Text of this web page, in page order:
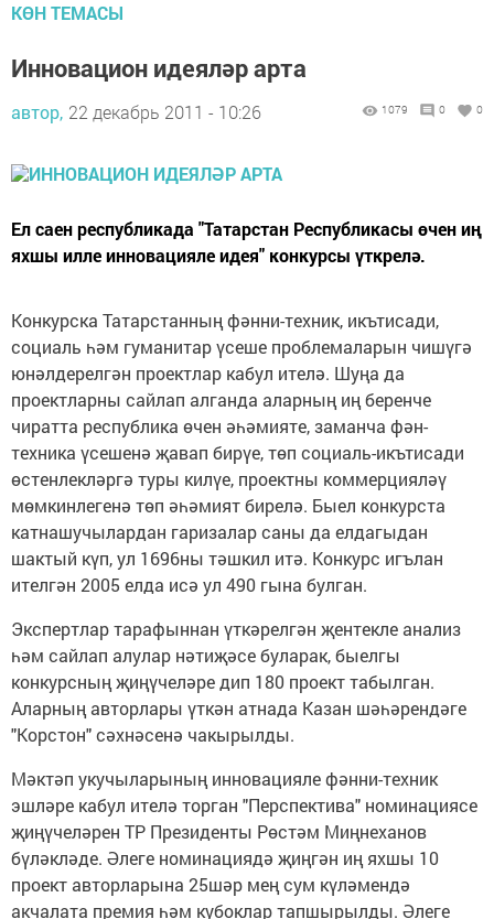
КӨН ТЕМАСЫ
Инновацион идеяләр арта
автор, 22 декабрь 2011 - 10:26 1079 0 0
Ел саен республикада "Татарстан Республикасы өчен иң
яхшы илле инновацияле идея" конкурсы үткрелә.
Конкурска Татарстанның фәнни-техник, икътисади,
социаль һәм гуманитар үсеше проблемаларын чишүгә
юнәлдерелгән проектлар кабул ителә. Шуңа да
проектларны сайлап алганда аларның иң беренче
чиратта республика өчен әһәмияте, заманча фән-
техника үсешенә җавап бирүе, төп социаль-икътисади
өстенлекләргә туры килүе, проектны коммерцияләү
мөмкинлегенә төп әһәмият бирелә. Быел конкурста
катнашучылардан гаризалар саны да елдагыдан
шактый күп, ул 1696ны тәшкил итә. Конкурс игълан
ителгән 2005 елда исә ул 490 гына булган.
Экспертлар тарафыннан үткәрелгән җентекле анализ
һәм сайлап алулар нәтиҗәсе буларак, быелгы
конкурсның җиңүчеләре дип 180 проект табылган.
Аларның авторлары үткән атнада Казан шәһәрендәге
"Корстон" сәхнәсенә чакырылды.
Мәктәп укучыларының инновацияле фәнни-техник
эшләре кабул ителә торган "Перспектива" номинациясе
җиңүчеләрен ТР Президенты Рөстәм Миңнеханов
бүләкләде. Әлеге номинациядә җиңгән иң яхшы 10
проект авторларына 25шәр мең сум күләмендә
акчалата премия һәм кубоклар тапшырылды. Әлеге